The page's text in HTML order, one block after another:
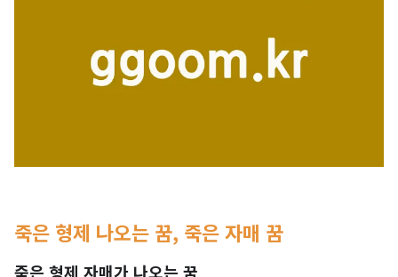
죽은 형제 나오는 꿈, 죽은 자매 꿈
죽은 형제 자매가 나오는 꿈